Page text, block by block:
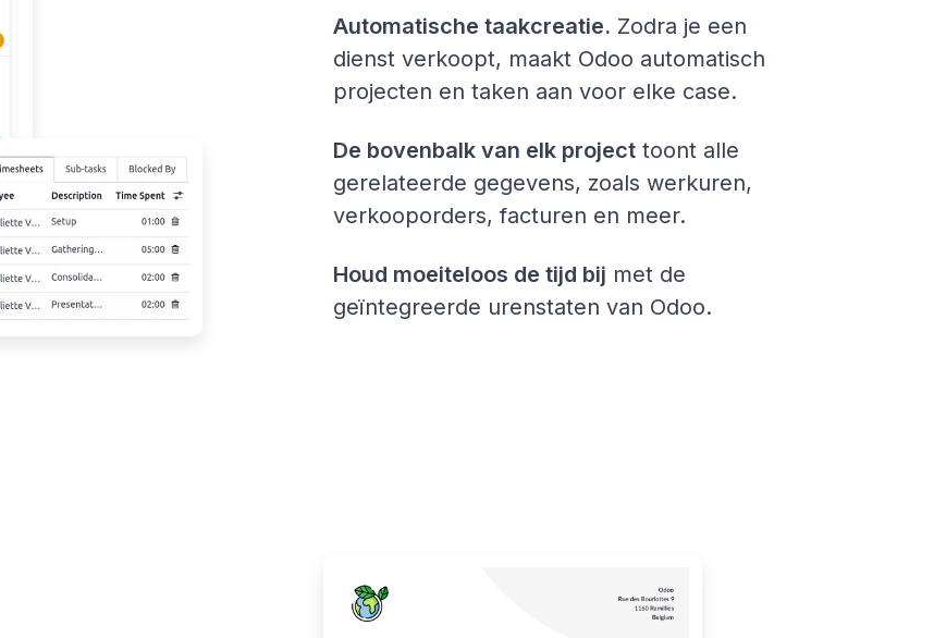
Automatische taakcreatie. Zodra je een
dienst verkoopt, maakt Odoo automatisch
projecten en taken aan voor elke case.
De bovenbalk van elk project toont alle
gerelateerde gegevens, zoals werkuren,
verkooporders, facturen en meer.
Houd moeiteloos de tijd bij met de
geïntegreerde urenstaten van Odoo.